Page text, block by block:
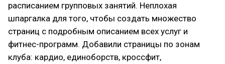
расписанием групповых занятий. Неплохая
шпаргалка для того, чтобы создать множество
страниц с подробным описанием всех услуг и
фитнес-программ. Добавили страницы по зонам
клуба: кардио, единоборств, кроссфит,